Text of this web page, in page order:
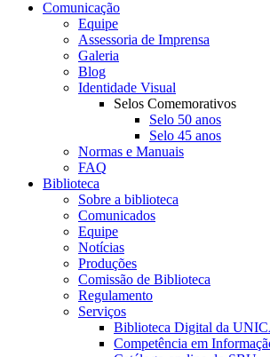
Comunicação
Equipe
Assessoria de Imprensa
Galeria
Blog
Identidade Visual
Selos Comemorativos
Selo 50 anos
Selo 45 anos
Normas e Manuais
FAQ
Biblioteca
Sobre a biblioteca
Comunicados
Equipe
Notícias
Produções
Comissão de Biblioteca
Regulamento
Serviços
Biblioteca Digital da
Competência em